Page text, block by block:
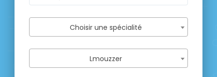
Choisir une spécialité
Lmouzzer